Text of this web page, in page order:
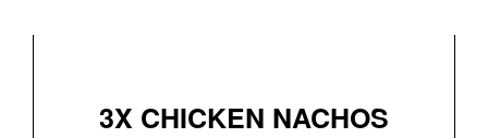
3X CHICKEN NACHOS